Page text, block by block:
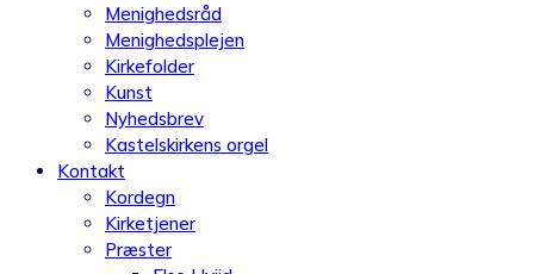
Menighedsråd
Menighedsplejen
Kirkefolder
Kunst
Nyhedsbrev
Kastelskirkens orgel
Kontakt
Kordegn
Kirketjener
Præster